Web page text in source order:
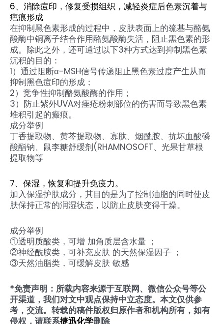
6、消除痘印，修复受损组织，减轻炎症后色素沉着与
疤痕形成
在抑制黑色素形成的过程中，皮肤表面上的巯基与酪氨
酸酶中铜离子结合作用酪氨酸酶失活，阻止黑色素的形
成。除此之外，还可通过以下3种方式达到抑制黑色素
沉积的目的：
1）通过阻断α-MSH信号传递阻止黑色素过度产生从而
抑制黑色痘印的形成；
2）竞争性抑制酪氨酸酶的作用；
3）防止紫外UVA对痤疮粉刺部位的伤害而导致黑色素
堆积引起的瘢痕。
成分举例
丁香提取物、黄芩提取物、寡肽、烟酰胺、抗坏血酸磷
酸酯钠、鼠李糖舒缓剂(RHAMNOSOFT、光果甘草根
提取物等
7、保湿，恢复和提升免疫力。
加入保湿护肤成分，其目的是为了控制油脂的同时使皮
肤保持正常的润湿状态，以防止皮肤变得干燥。
成分举例
①透明质酸类，可增 加角质层含水量 ；
②神经酰胺类，可补充皮肤 的天然保湿因子 ；
③天然油脂类，可缓解皮肤 敏感
*免责声明：所载内容来源于互联网、微信公众号等公
开渠道，我们对文中观点保持中立态度。本文仅供参
考，交流。转载的稿件版权归原作者和机构所有，如有
侵权， 请联系捷迅化学删除